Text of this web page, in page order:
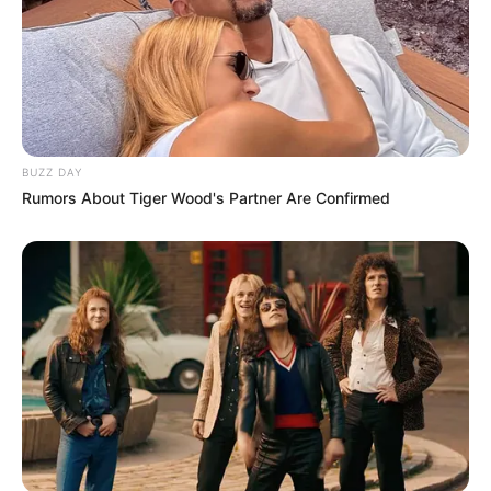
repasse do piso nacional da União e o está utilizando para custear
o pagamento do Desenvolvimento Funcional (progressões e
gratificações por qualificação) da categoria, direitos estes que eram
e são resguardados pela Lei 1.529, de 10 de março de 2008 a qual
estabelece o PCCV.
BUZZ DAY
Rumors About Tiger Wood's Partner Are Confirmed